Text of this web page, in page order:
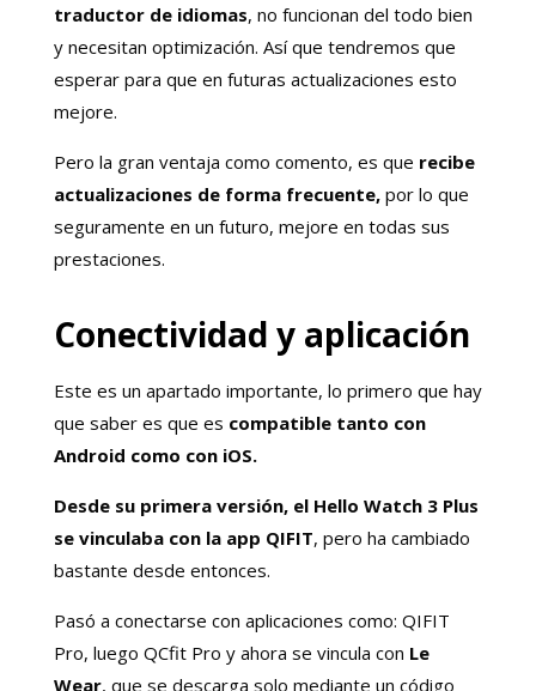
traductor de idiomas, no funcionan del todo bien
y necesitan optimización. Así que tendremos que
esperar para que en futuras actualizaciones esto
mejore.
Pero la gran ventaja como comento, es que recibe
actualizaciones de forma frecuente,por lo que
seguramente en un futuro, mejore en todas sus
prestaciones.
Conectividad y aplicación
Este es un apartado importante, lo primero que hay
que saber es que es compatible tanto con
Android como con iOS.
Desde su primera versión, el Hello Watch 3 Plus
se vinculaba con la app QIFIT, pero ha cambiado
bastante desde entonces.
Pasó a conectarse con aplicaciones como: QIFIT
Pro, luego QCfit Pro y ahora se vincula con Le
Wear, que se descarga solo mediante un código